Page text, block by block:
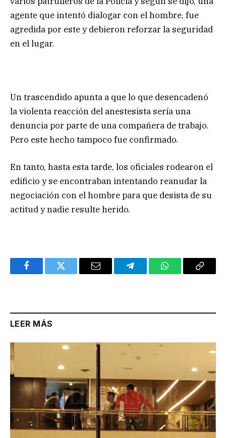
agente que intentó dialogar con el hombre, fue
agredida por este y debieron reforzar la seguridad
en el lugar.
Un trascendido apunta a que lo que desencadenó
la violenta reacción del anestesista sería una
denuncia por parte de una compañera de trabajo.
Pero este hecho tampoco fue confirmado.
En tanto, hasta esta tarde, los oficiales rodearon el
edificio y se encontraban intentando reanudar la
negociación con el hombre para que desista de su
actitud y nadie resulte herido.
FacebookTwitter Email TelegramWhatsAppCopy
LEER MÁS